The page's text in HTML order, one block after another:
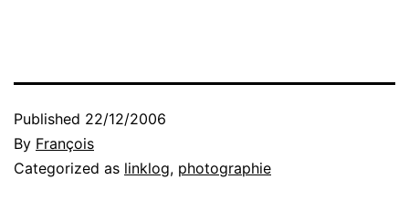
Published 22/12/2006
By François
Categorized as linklog, photographie